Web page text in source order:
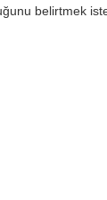
belirtmek